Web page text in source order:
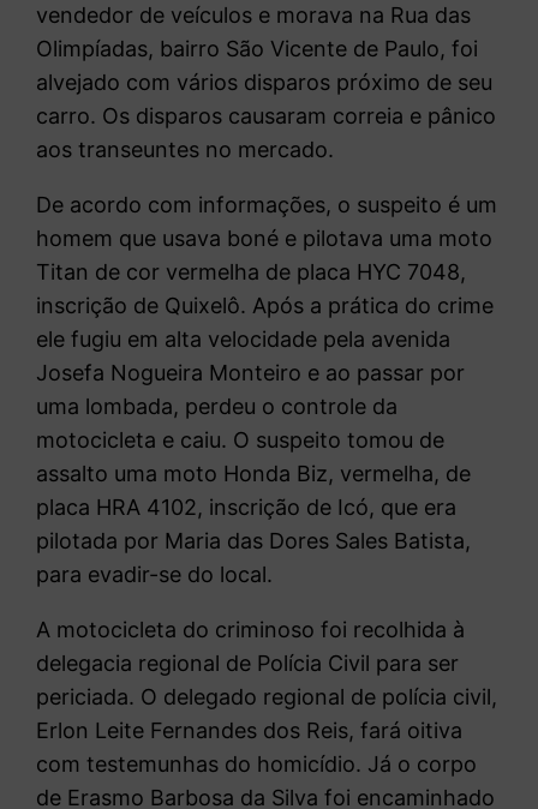
vendedor de veículos e morava na Rua das
Olimpíadas, bairro São Vicente de Paulo, foi
alvejado com vários disparos próximo de seu
carro. Os disparos causaram correia e pânico
aos transeuntes no mercado.
De acordo com informações, o suspeito é um
homem que usava boné e pilotava uma moto
Titan de cor vermelha de placa HYC 7048,
inscrição de Quixelô. Após a prática do crime
ele fugiu em alta velocidade pela avenida
Josefa Nogueira Monteiro e ao passar por
uma lombada, perdeu o controle da
motocicleta e caiu. O suspeito tomou de
assalto uma moto Honda Biz, vermelha, de
placa HRA 4102, inscrição de Icó, que era
pilotada por Maria das Dores Sales Batista,
para evadir-se do local.
A motocicleta do criminoso foi recolhida à
delegacia regional de Polícia Civil para ser
periciada. O delegado regional de polícia civil,
Erlon Leite Fernandes dos Reis, fará oitiva
com testemunhas do homicídio. Já o corpo
de Erasmo Barbosa da Silva foi encaminhado